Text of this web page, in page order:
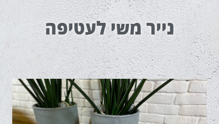
נייר משי לעטיפה